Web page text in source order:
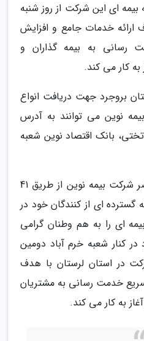
بیمه ای این شرکت از روز شنبه
ارائه خدمات جامع و افزایش
به بیمه گذاران و
کار می کند.
بروجرد جهت دریافت انواع
نوین می توانند به آدرس
بانک اقتصاد نوین شعبه
یادآور می شود در حال حاضر شرکت بیمه نوین از طریق 41
شبکه گسترده ای از کنندگان خود در
ای را به هم وطنان گرامی
در کنار شعبه خرم آباد دومین
در استان لرستان با هدف
خدمت رسانی به مشتریان
به کار می کند.